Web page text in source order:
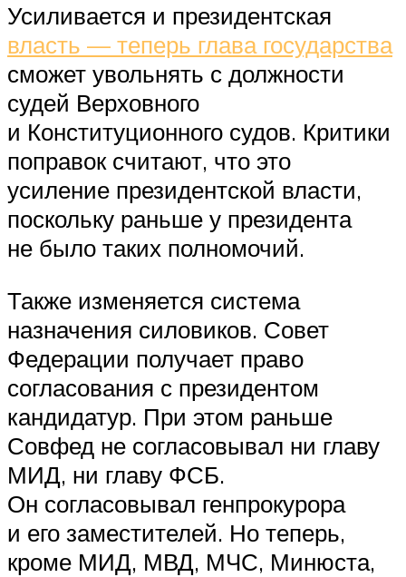
Усиливается и президентская
власть — теперь глава государства
сможет увольнять с должности
судей Верховного
и Конституционного судов. Критики
поправок считают, что это
усиление президентской власти,
поскольку раньше у президента
не было таких полномочий.
Также изменяется система
назначения силовиков. Совет
Федерации получает право
согласования с президентом
кандидатур. При этом раньше
Совфед не согласовывал ни главу
МИД, ни главу ФСБ.
Он согласовывал генпрокурора
и его заместителей. Но теперь,
кроме МИД, МВД, МЧС, Минюста,